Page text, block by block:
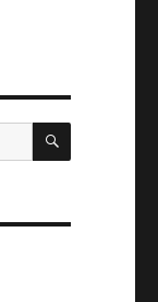
ZOEKEN